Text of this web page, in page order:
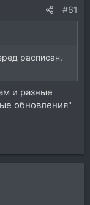
#61
расписан.
и разные
обновления"